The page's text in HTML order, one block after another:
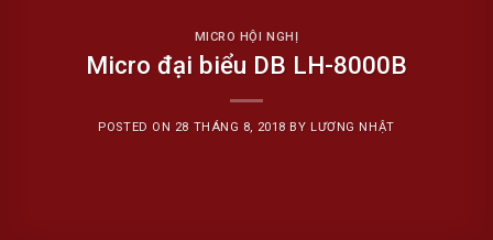
MICRO HỘI NGHỊ
Micro đại biểu DB LH-8000B
POSTED ON 28 THÁNG 8, 2018 BY LƯƠNG NHẬT